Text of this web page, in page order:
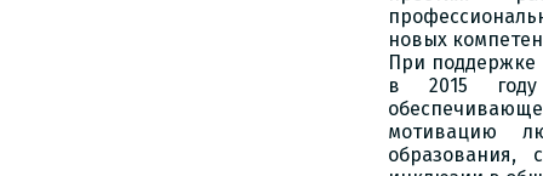
новых
При поддержке
в 2015 году
мотивацию
образования,